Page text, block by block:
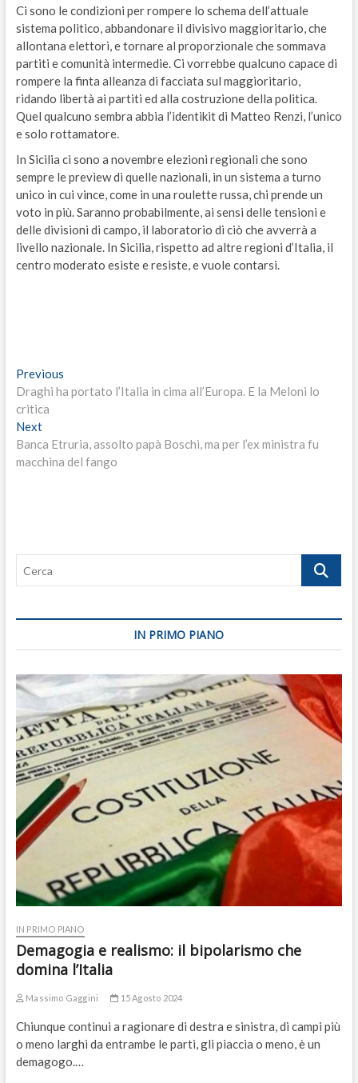
Ci sono le condizioni per rompere lo schema dell’attuale
sistema politico, abbandonare il divisivo maggioritario, che
allontana elettori, e tornare al proporzionale che sommava
partiti e comunità intermedie. Ci vorrebbe qualcuno capace di
rompere la finta alleanza di facciata sul maggioritario,
ridando libertà ai partiti ed alla costruzione della politica.
Quel qualcuno sembra abbia l’identikit di Matteo Renzi, l’unico
e solo rottamatore.
In Sicilia ci sono a novembre elezioni regionali che sono
sempre le preview di quelle nazionali, in un sistema a turno
unico in cui vince, come in una roulette russa, chi prende un
voto in più. Saranno probabilmente, ai sensi delle tensioni e
delle divisioni di campo, il laboratorio di ciò che avverrà a
livello nazionale. In Sicilia, rispetto ad altre regioni d’Italia, il
centro moderato esiste e resiste, e vuole contarsi.
Navigazione
articoli
PreviousPrevious
post:
Draghi ha portato l’Italia in cima all’Europa. E la Meloni lo
critica
NextNext
post:
Banca Etruria, assolto papà Boschi, ma per l’ex ministra fu
macchina del fango
Cerca
IN PRIMO PIANO
IN PRIMO PIANO
Demagogia e realismo: il bipolarismo che
domina l’Italia
Massimo Gaggini 15 Agosto 2024
Chiunque continui a ragionare di destra e sinistra, di campi più
o meno larghi da entrambe le parti, gli piaccia o meno, è un
demagogo.…